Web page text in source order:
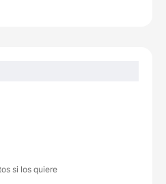
si los quiere